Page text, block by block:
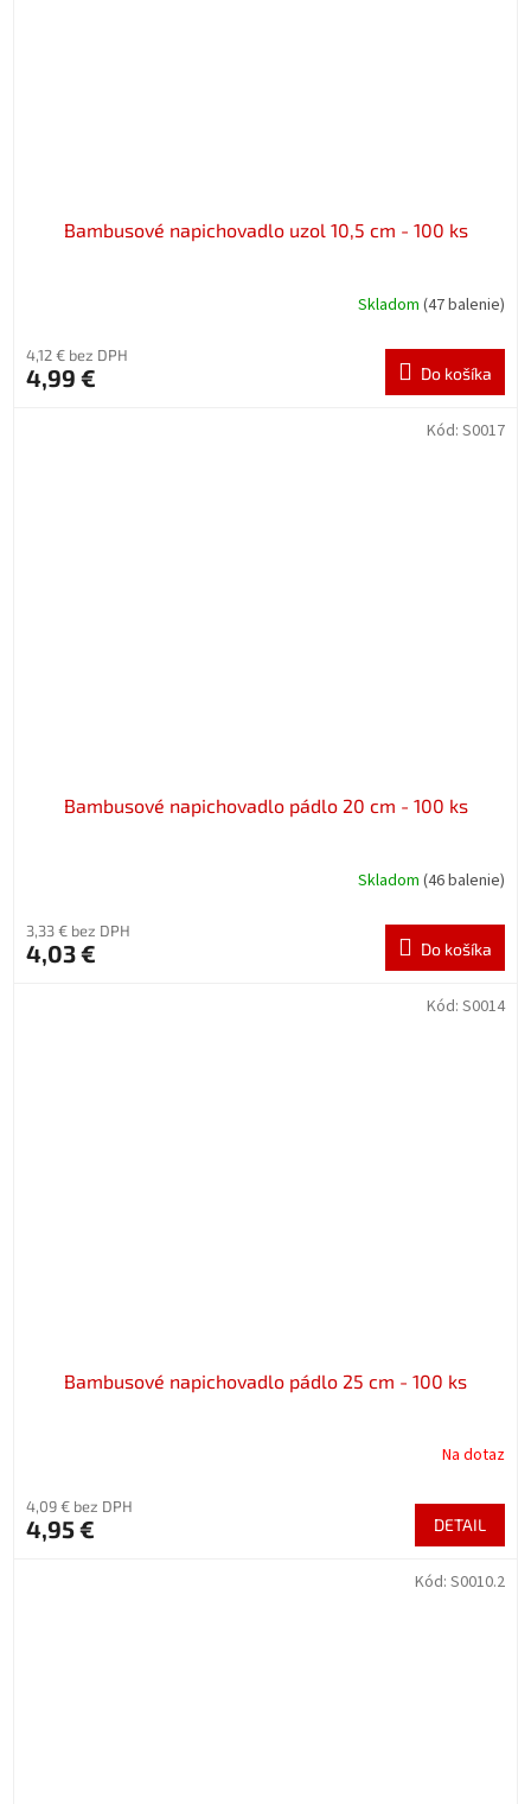
Bambusové napichovadlo uzol 10,5 cm - 100 ks
Skladom (47 balenie)
4,12 € bez DPH
4,99 € Do košíka
Bambusové napichovadlo pádlo 20 cm - 100 ks
Skladom (46 balenie)
3,33 € bez DPH
4,03 € Do košíka
Kód: S0017
Bambusové napichovadlo pádlo 25 cm - 100 ks
Na dotaz
4,09 € bez DPH
4,95 € DETAIL
Kód: S0014
Kód: S0010.2